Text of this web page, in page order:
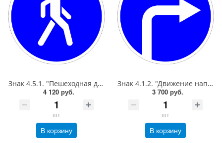
Знак 4.5.1. "Пешеходная дорожка",D=900, Тип А (1б) Микропризм. (7-9 лет)металл 0.8 мм
4 120 руб.
шт
В корзину
Знак 4.1.2. "Движение направо",D=900, Тип А Коммерческая (3 года),металл 0.8 мм
3 700 руб.
шт
В корзину